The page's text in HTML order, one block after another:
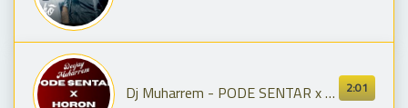
2:01
Dj Muharrem - PODE SENTAR x HORON